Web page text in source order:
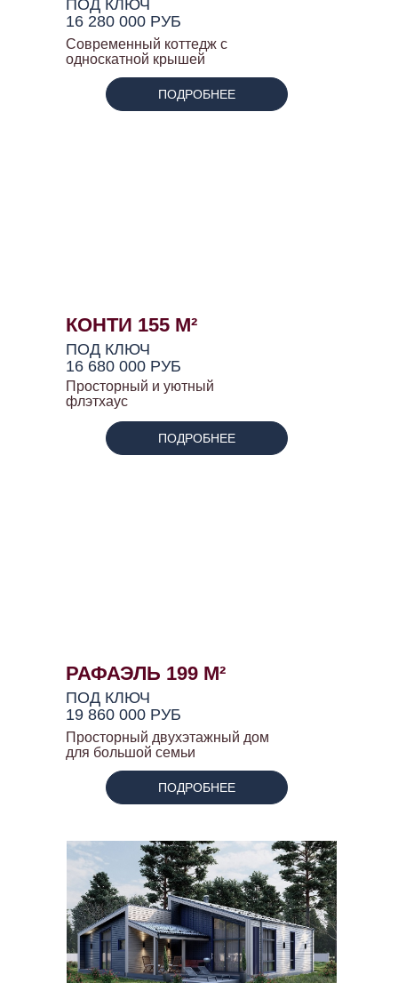
КОНТИ 155 М²
ПОД КЛЮЧ
16 680 000 РУБ
Просторный и уютный
флэтхаус
ПОДРОБНЕЕ
РАФАЭЛЬ 199 М²
ПОД КЛЮЧ
19 860 000 РУБ
Просторный двухэтажный дом
для большой семьи
ПОДРОБНЕЕ
ПОД КЛЮЧ
16 280 000 РУБ
Современный коттедж с
односкатной крышей
ПОДРОБНЕЕ